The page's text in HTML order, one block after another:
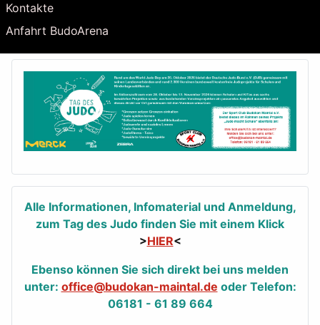
Kontakte
Anfahrt BudoArena
Alle Informationen, Infomaterial und Anmeldung,
zum Tag des Judo finden Sie mit einem Klick
>HIER<
Ebenso können Sie sich direkt bei uns melden
unter: office@budokan-maintal.de oder Telefon:
06181 - 61 89 664